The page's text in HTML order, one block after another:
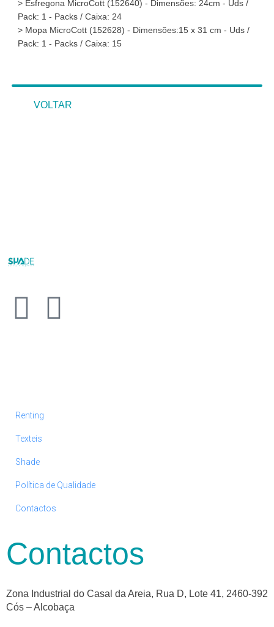
> Esfregona MicroCott (152640) - Dimensões: 24cm - Uds /
Pack: 1 - Packs / Caixa: 24
> Mopa MicroCott (152628) - Dimensões:15 x 31 cm - Uds /
Pack: 1 - Packs / Caixa: 15
VOLTAR
Renting
Texteis
Shade
Política de Qualidade
Contactos
Contactos
Zona Industrial do Casal da Areia, Rua D, Lote 41, 2460-392
Cós – Alcobaça